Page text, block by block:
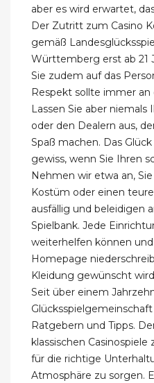
aber es wird erwartet,
Der Zutritt zum Casino
gemäß
Württemberg erst ab 21
Sie zudem auf das
Respekt sollte immer
Lassen Sie aber
oder den Dealern aus,
Spaß machen. Das
gewiss, wenn Sie Ihren
Nehmen wir etwa an,
Kostüm oder einen
ausfällig und beleidigen
Spielbank. Jede
weiterhelfen können
Homepage
Kleidung gewünscht
Seit über einem
Ratgebern und Tipps.
klassischen
für die richtige
Atmosphäre zu sorgen.